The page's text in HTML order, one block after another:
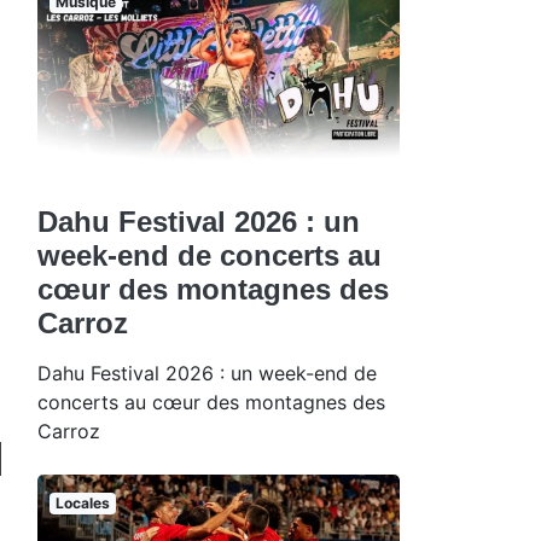
Dahu Festival 2026 : un
week-end de concerts au
cœur des montagnes des
Carroz
Dahu Festival 2026 : un week-end de
concerts au cœur des montagnes des
Carroz
Locales